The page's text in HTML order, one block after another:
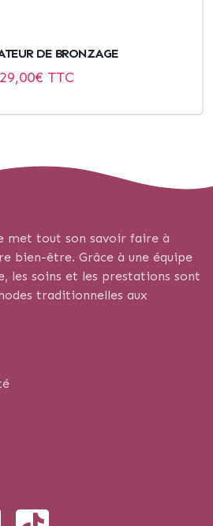
DE BRONZAGE
29,00€ TTC
met tout son savoir faire à
bien-être. Grâce à une équipe
les soins et les prestations sont
traditionnelles aux